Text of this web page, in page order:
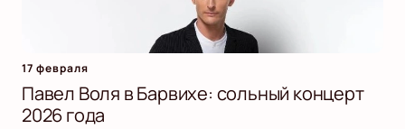
17 февраля
Павел Воля в Барвихе: сольный концерт
2026 года